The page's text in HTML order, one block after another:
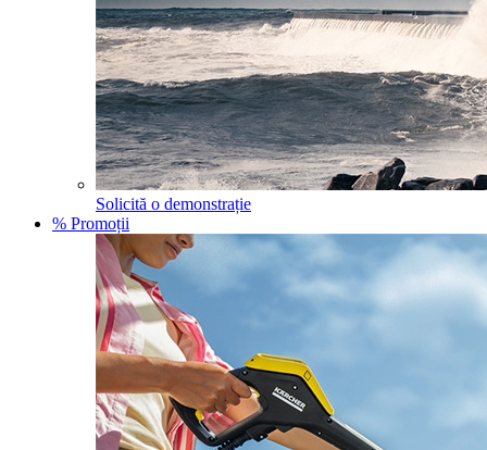
Solicită o demonstrație
% Promoții